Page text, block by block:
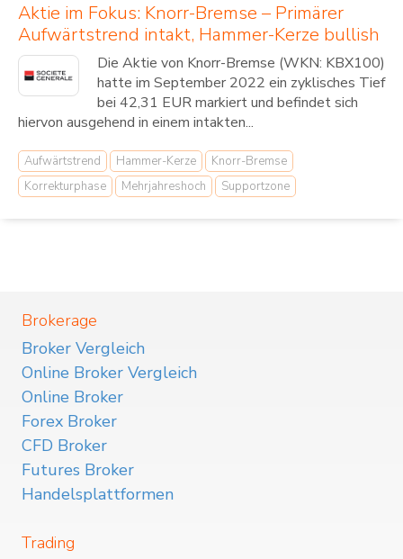
Aktie im Fokus: Knorr-Bremse – Primärer
Aufwärtstrend intakt, Hammer-Kerze bullish
Die Aktie von Knorr-Bremse (WKN: KBX100)
hatte im September 2022 ein zyklisches Tief
bei 42,31 EUR markiert und befindet sich
hiervon ausgehend in einem intakten...
Aufwärtstrend Hammer-Kerze
Knorr-Bremse
Korrekturphase
Mehrjahreshoch Supportzone
Brokerage
Broker Vergleich
Online Broker Vergleich
Online Broker
Forex Broker
CFD Broker
Futures Broker
Handelsplattformen
Trading